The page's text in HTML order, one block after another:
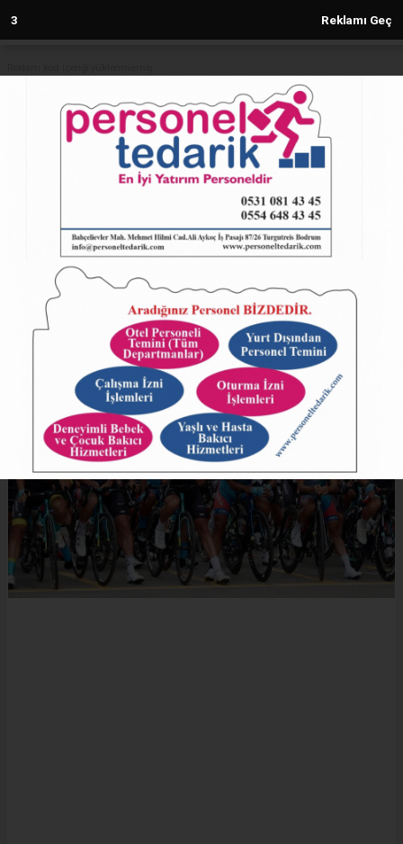
2 Reklamı Geç
Anasayfa
Bayramda önce yarış sonra konser
coşkusu
20.05.2024 - 10:52, Güncelleme: 20.05.2024 - 10:52
4853+ kez okundu.
ABONE OL